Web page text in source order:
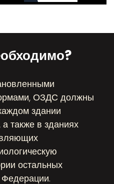
ОЗДС должны
здании
а также в зданиях
остальных
Федерации.